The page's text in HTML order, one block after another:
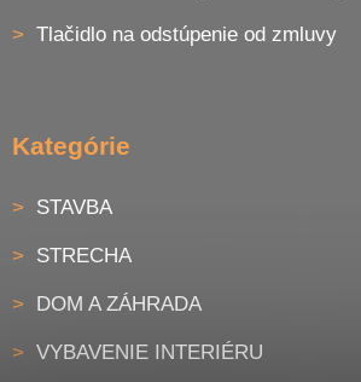
Tlačidlo na odstúpenie od zmluvy
Kategórie
STAVBA
STRECHA
DOM A ZÁHRADA
VYBAVENIE INTERIÉRU